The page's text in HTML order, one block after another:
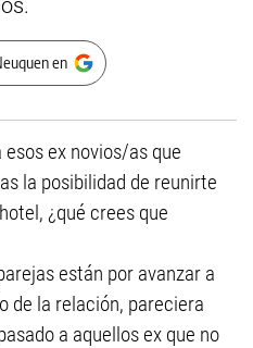
en
esos ex novios/as que
la posibilidad de reunirte
¿qué crees que
están por avanzar a
de la relación, pareciera
a aquellos ex que no